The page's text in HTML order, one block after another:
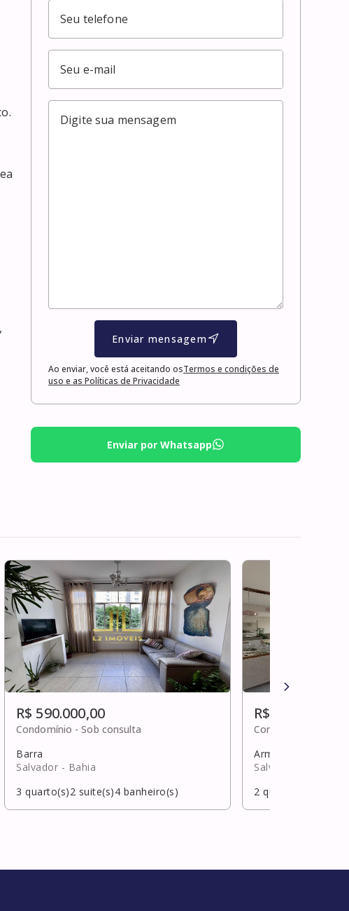
Enviar mensagem
Ao enviar, você está aceitando osTermos e condições de
uso e as Políticas de Privacidade
Enviar por Whatsapp
R$ 590.000,00
Condomínio -Sob consulta
Barra
Salvador - Bahia
3 quarto(s)2 suite(s)4 banheiro(s)
R$ 580.000,00
Condomínio -
Armação
Salvador
2 quarto(s)